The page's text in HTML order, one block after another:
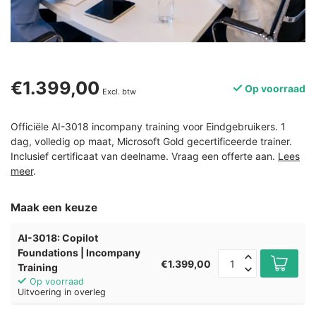
€1.399,00 Excl. btw Op voorraad
Officiële AI-3018 incompany training voor Eindgebruikers. 1
dag, volledig op maat, Microsoft Gold gecertificeerde trainer.
Inclusief certificaat van deelname. Vraag een offerte aan. Lees
meer.
Maak een keuze
AI-3018: Copilot
Foundations | Incompany
Training
Op voorraad
Uitvoering in overleg
€1.399,00